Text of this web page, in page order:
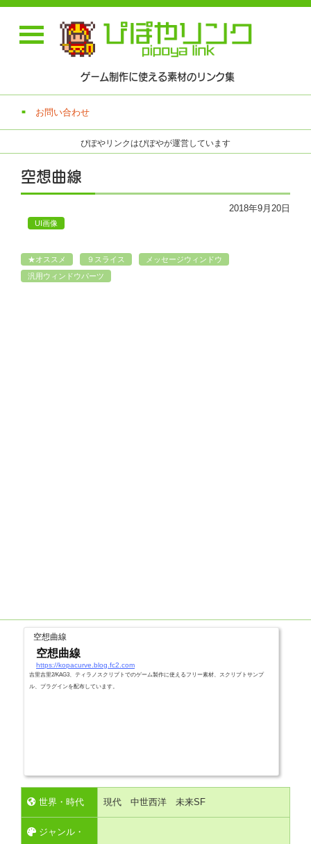
ゲーム制作に使える素材のリンク集
お問い合わせ
ぴぽやリンクはぴぽやが運営しています
空想曲線
2018年9月20日
UI画像
★オススメ ９スライス
メッセージウィンドウ
汎用ウィンドウパーツ
空想曲線
空想曲線
https://kopacurve.blog.fc2.com
吉里吉里2/KAG3、ティラノスクリプトでのゲーム製作に使えるフリー素材、スクリプトサンプ
ル、プラグインを配布しています。
世界・時代 現代 中世西洋 未来SF
ジャンル・